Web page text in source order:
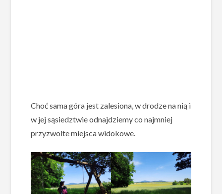
Choć sama góra jest zalesiona, w drodze na nią i
w jej sąsiedztwie odnajdziemy co najmniej
przyzwoite miejsca widokowe.